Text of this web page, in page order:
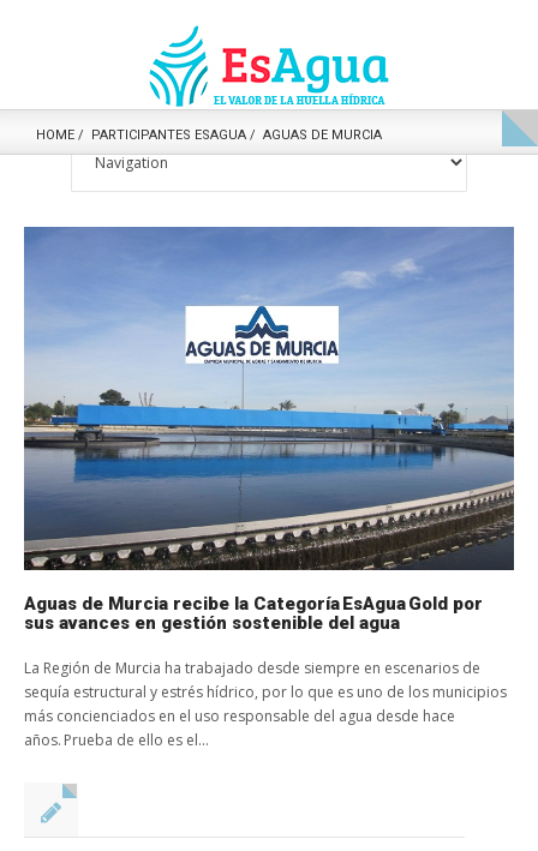
HOME PARTICIPANTES ESAGUA AGUAS DE MURCIA
Aguas de Murcia recibe la Categoría EsAgua Gold por
sus avances en gestión sostenible del agua
La Región de Murcia ha trabajado desde siempre en escenarios de
sequía estructural y estrés hídrico, por lo que es uno de los municipios
más concienciados en el uso responsable del agua desde hace
años. Prueba de ello es el...